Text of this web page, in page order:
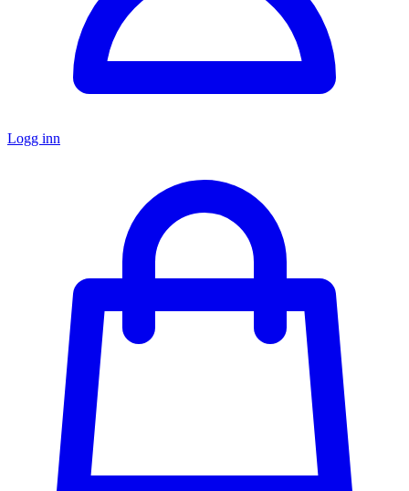
Logg inn